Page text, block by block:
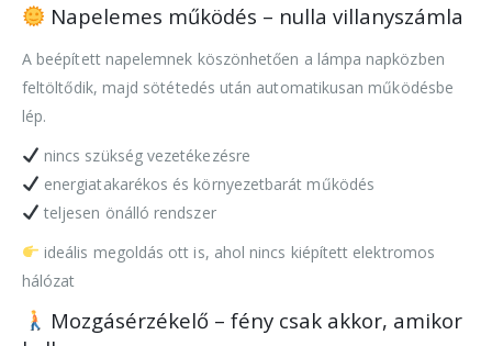
Napelemes működés – nulla villanyszámla
A beépített napelemnek köszönhetően a lámpa napközben
feltöltődik, majd sötétedés után automatikusan működésbe
lép.
nincs szükség vezetékezésre
energiatakarékos és környezetbarát működés
teljesen önálló rendszer
ideális megoldás ott is, ahol nincs kiépített elektromos
hálózat
Mozgásérzékelő – fény csak akkor, amikor